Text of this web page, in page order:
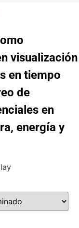
visualización
en tiempo
de
en
energía y